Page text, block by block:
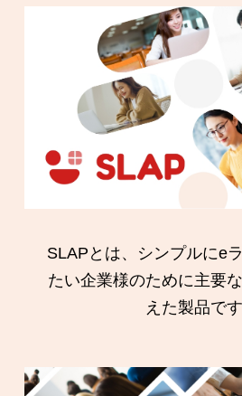
SLAPとは、シンプルにe
たい企業様のために主要
えた製品です